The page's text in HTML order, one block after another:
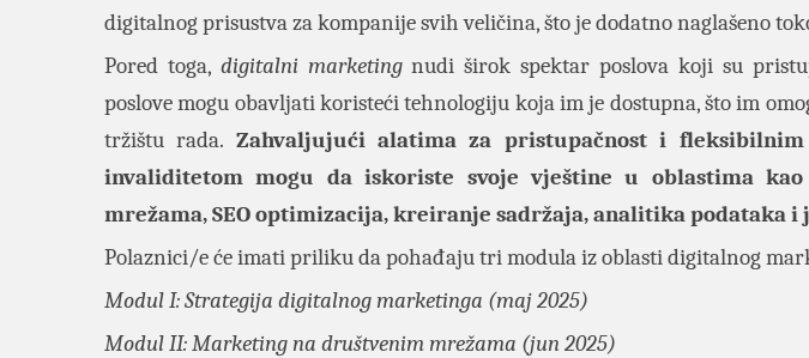
digitalnog prisustva za kompanije svih veličina, što je dodatno naglašeno
Pored toga, digitalni marketingnudi širok spektar poslova koji su
poslove mogu obavljati koristeći tehnologiju koja im je dostupna, što im
tržištu rada. Zahvaljujući alatima za pristupačnost i
invaliditetom mogu da iskoriste svoje vještine u oblastima
mrežama, SEO optimizacija, kreiranje sadržaja, analitika podataka i
Polaznici/e će imati priliku da pohađaju tri modula iz oblasti digitalnog
Modul I: Strategija digitalnog marketinga (maj 2025)
Modul II: Marketing na društvenim mrežama (jun 2025)